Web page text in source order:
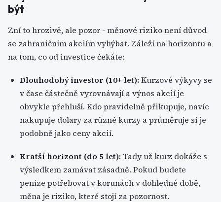
být
Zní to hrozivě, ale pozor - měnové riziko není důvod
se zahraničním akciím vyhýbat. Záleží na horizontu a
na tom, co od investice čekáte:
Dlouhodobý investor (10+ let): Kurzové výkyvy se
v čase částečně vyrovnávají a výnos akcií je
obvykle přehluší. Kdo pravidelně přikupuje, navíc
nakupuje dolary za různé kurzy a průměruje si je
podobně jako ceny akcií.
Kratší horizont (do 5 let): Tady už kurz dokáže s
výsledkem zamávat zásadně. Pokud budete
peníze potřebovat v korunách v dohledné době,
měna je riziko, které stojí za pozornost.